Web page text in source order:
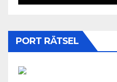
PORT RÄTSEL